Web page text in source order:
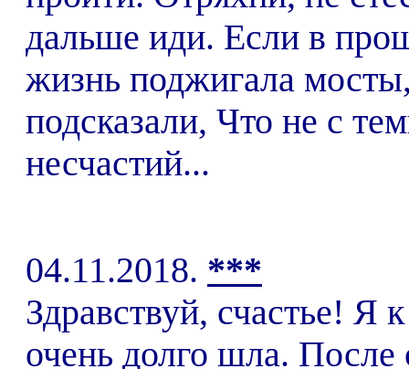
дальше иди. Если в
жизнь поджигала
подсказали, Что не с
несчастий...
04.11.2018. ***
Здравствуй, счастье! Я
очень долго шла.